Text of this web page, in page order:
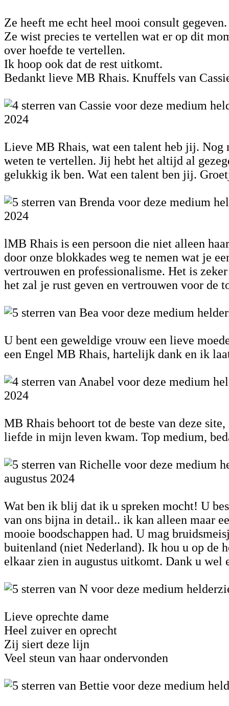
Ze heeft me echt heel mooi consult gegeven.
Ze wist precies te vertellen wat er op dit
over hoefde te vertellen.
Ik hoop ook dat de rest uitkomt.
Bedankt lieve MB Rhais. Knuffels van
2024
Lieve MB Rhais, wat een talent heb jij.
weten te vertellen. Jij hebt het altijd al
gelukkig ik ben. Wat een talent ben jij.
2024
lMB Rhais is een persoon die niet alleen
door onze blokkades weg te nemen wat je
vertrouwen en professionalisme. Het is
het zal je rust geven en vertrouwen voor de
U bent een geweldige vrouw een lieve
een Engel MB Rhais, hartelijk dank en ik
2024
MB Rhais behoort tot de beste van deze
liefde in mijn leven kwam. Top medium,
augustus 2024
Wat ben ik blij dat ik u spreken mocht! U
van ons bijna in detail.. ik kan alleen maar
mooie boodschappen had. U mag
buitenland (niet Nederland). Ik hou u op de
elkaar zien in augustus uitkomt. Dank u
Lieve oprechte dame
Heel zuiver en oprecht
Zij siert deze lijn
Veel steun van haar ondervonden